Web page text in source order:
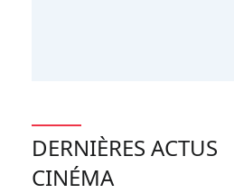
DERNIÈRES ACTUS
CINÉMA